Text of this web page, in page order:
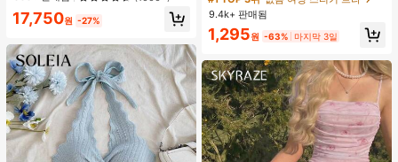
조절 가능
17,750원 -27%
인용, 웨딩 촬영 및 들러리용
9.4k+ 판매됨
1,295원 -63% 마지막 3일